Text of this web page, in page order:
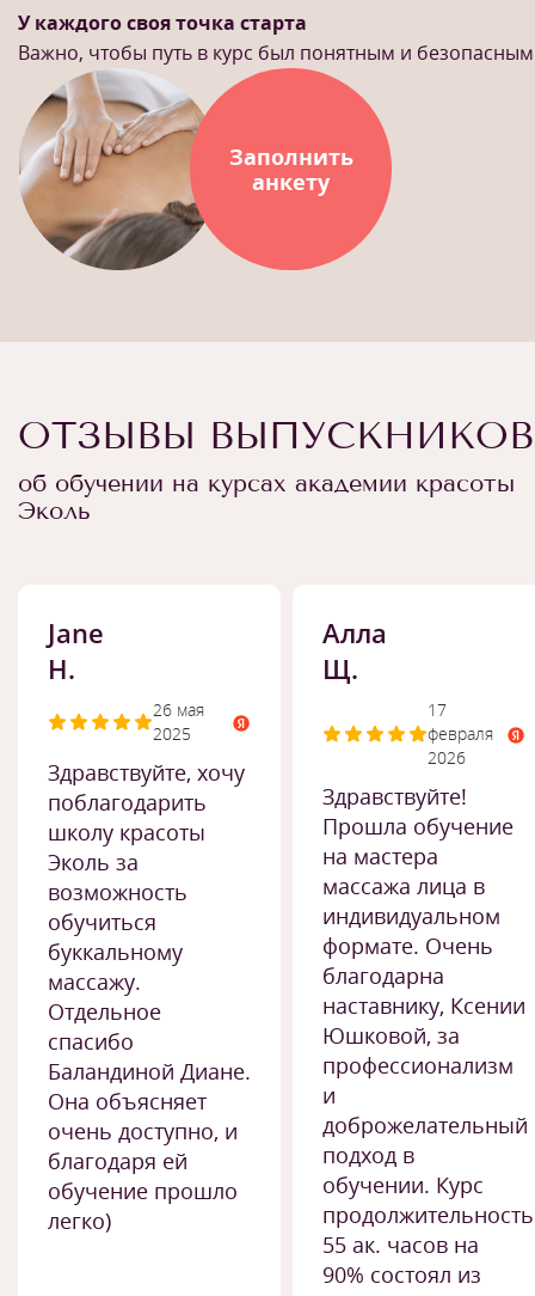
У каждого своя точка старта
Важно, чтобы путь в курс был понятным и безопасным
Заполнить
анкету
ОТЗЫВЫ ВЫПУСКНИКОВ
об обучении на курсах академии красоты
Эколь
Jane
H.
26 мая
2025
Здравствуйте, хочу
поблагодарить
школу красоты
Эколь за
возможность
обучиться
буккальному
массажу.
Отдельное
спасибо
Баландиной Диане.
Она объясняет
очень доступно, и
благодаря ей
обучение прошло
легко)
Алла
Щ.
17
февраля
2026
Здравствуйте!
Прошла обучение
на мастера
массажа лица в
индивидуальном
формате. Очень
благодарна
наставнику, Ксении
Юшковой, за
профессионализм
и
доброжелательный
подход в
обучении. Курс
55 ак. часов на
90% состоял из